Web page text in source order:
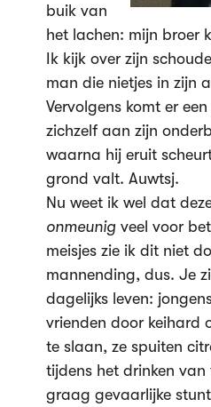
buik van
het lachen: mijn broer
Ik kijk over zijn
man die nietjes in zijn
Vervolgens komt er
zichzelf aan zijn
waarna hij eruit
grond valt. Auwtsj.
Nu weet ik wel dat
onmeunig veel voor
meisjes zie ik dit niet
mannending, dus. Je
dagelijks leven:
vrienden door keihard
te slaan, ze spuiten
tijdens het drinken
graag gevaarlijke